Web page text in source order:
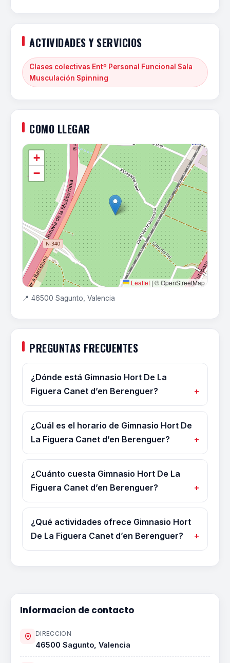
ACTIVIDADES Y SERVICIOS
Clases colectivas Entº Personal Funcional Sala
Musculación Spinning
COMO LLEGAR
+
−
Leaflet | © OpenStreetMap
📍 46500 Sagunto, Valencia
PREGUNTAS FRECUENTES
¿Dónde está Gimnasio Hort De La
Figuera Canet d’en Berenguer?
¿Cuál es el horario de Gimnasio Hort De
La Figuera Canet d’en Berenguer?
¿Cuánto cuesta Gimnasio Hort De La
Figuera Canet d’en Berenguer?
¿Qué actividades ofrece Gimnasio Hort
De La Figuera Canet d’en Berenguer?
Informacion de contacto
DIRECCION
46500 Sagunto, Valencia